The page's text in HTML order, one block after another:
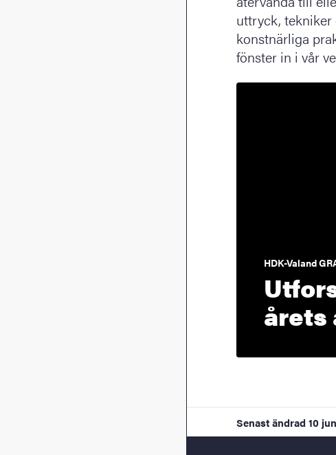
uttryck, tekniker
konstnärliga
fönster in i vår
HDK-Valand
årets
Senast ändrad 10